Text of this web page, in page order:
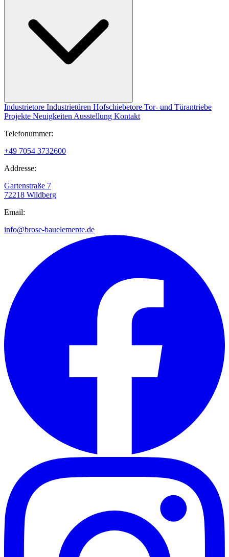
Industrietore Industrietüren Hofschiebetore Tor- und Türantriebe
Projekte Neuigkeiten Ausstellung Kontakt
Telefonummer:
+49 7054 3732600
Addresse:
Gartenstraße 7
72218 Wildberg
Email:
info@brose-bauelemente.de